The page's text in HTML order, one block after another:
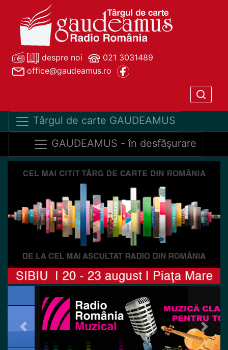
despre noi
021 3031489
office@gaudeamus.ro
Târgul de carte GAUDEAMUS
GAUDEAMUS - în desfăşurare
Previous Next